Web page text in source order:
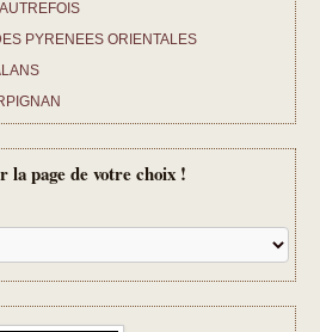
PYRENEES ORIENTALES
la page de votre choix !